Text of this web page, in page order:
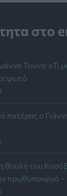
στο
Τούνη: «Τι
φωτό
πατέρας ο
Βουλή του
πρωθυπουργό –